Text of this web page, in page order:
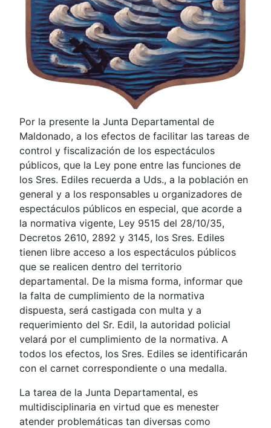
Por la presente la Junta Departamental de
Maldonado, a los efectos de facilitar las tareas de
control y fiscalización de los espectáculos
públicos, que la Ley pone entre las funciones de
los Sres. Ediles recuerda a Uds., a la población en
general y a los responsables u organizadores de
espectáculos públicos en especial, que acorde a
la normativa vigente, Ley 9515 del 28/10/35,
Decretos 2610, 2892 y 3145, los Sres. Ediles
tienen libre acceso a los espectáculos públicos
que se realicen dentro del territorio
departamental. De la misma forma, informar que
la falta de cumplimiento de la normativa
dispuesta, será castigada con multa y a
requerimiento del Sr. Edil, la autoridad policial
velará por el cumplimiento de la normativa. A
todos los efectos, los Sres. Ediles se identificarán
con el carnet correspondiente o una medalla.
La tarea de la Junta Departamental, es
multidisciplinaria en virtud que es menester
atender problemáticas tan diversas como